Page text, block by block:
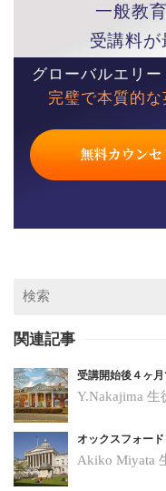
一般教
受講料が
グローバルエリ
完璧で本質的な
関連記事
受講開始後４ヶ
Y.Nakajima 生
オックスフォー
Akiko Miyata